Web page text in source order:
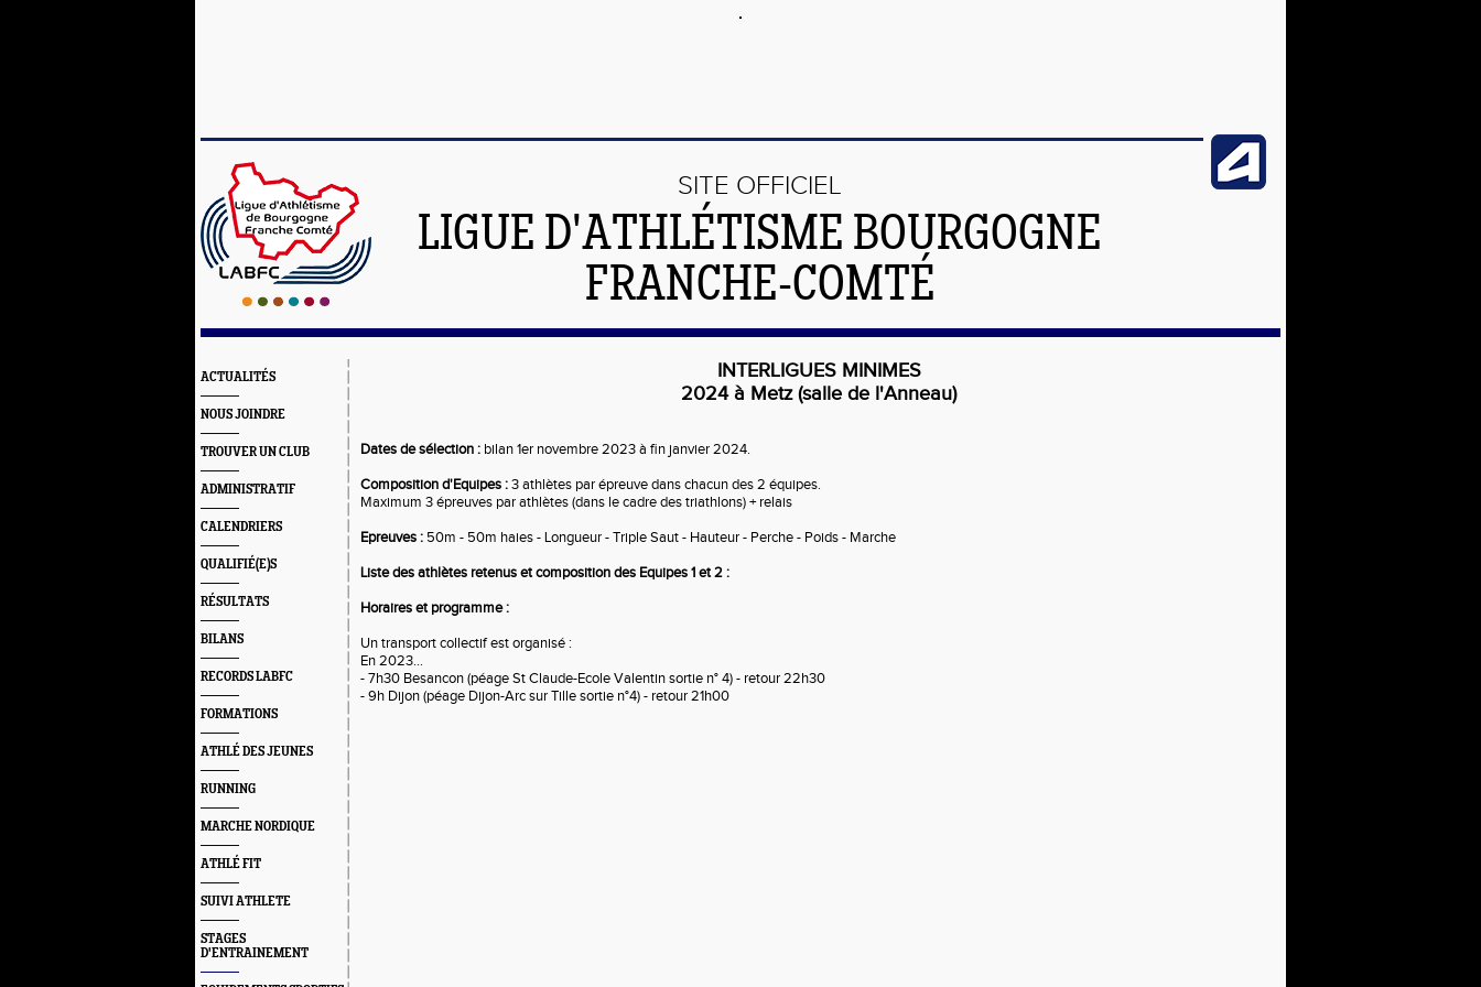
SITE OFFICIEL
LIGUE D'ATHLÉTISME BOURGOGNE
FRANCHE-COMTÉ
ACTUALITÉS
NOUS JOINDRE
TROUVER UN CLUB
ADMINISTRATIF
CALENDRIERS
QUALIFIÉ(E)S
RÉSULTATS
BILANS
RECORDS LABFC
FORMATIONS
ATHLÉ DES JEUNES
RUNNING
MARCHE NORDIQUE
ATHLÉ FIT
SUIVI ATHLETE
STAGES
D'ENTRAINEMENT
INTERLIGUES MINIMES
2024 à Metz (salle de l'Anneau)
Dates de sélection : bilan 1er novembre 2023 à fin janvier 2024.
Composition d'Equipes :3 athlètes par épreuve dans chacun des 2 équipes.
Maximum 3 épreuves par athlètes (dans le cadre des triathlons) + relais
Epreuves : 50m - 50m haies - Longueur - Triple Saut - Hauteur - Perche - Poids - Marche
Liste des athlètes retenus et composition des Equipes 1 et 2 :
Horaires et programme :
Un transport collectif est organisé :
En 2023...
- 7h30 Besancon (péage St Claude-Ecole Valentin sortie n° 4) - retour 22h30
- 9h Dijon (péage Dijon-Arc sur Tille sortie n°4) - retour 21h00